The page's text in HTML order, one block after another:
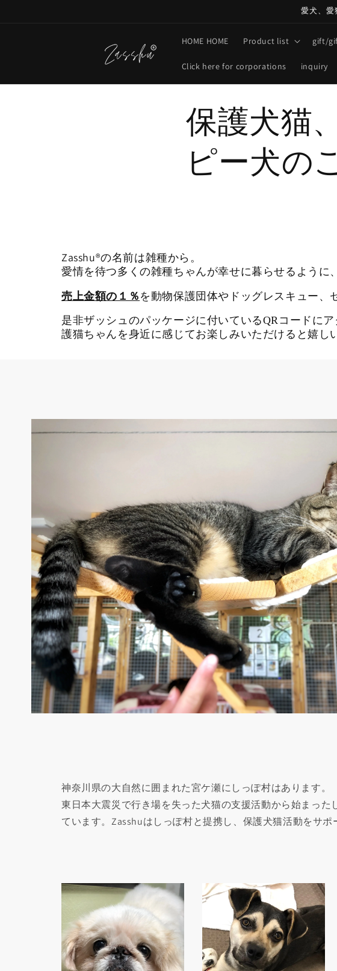
愛犬、愛
HOME HOME Product list gift/
Click here for corporations inquiry
保護犬猫
ピー犬の
Zasshu®の名前は雑種から。
愛情を待つ多くの雑種ちゃんが幸せに暮らせるように
売上金額の１％を動物保護団体やドッグレスキュー、
是非ザッシュのパッケージに付いているQRコードに
護猫ちゃんを身近に感じてお楽しみいただけると嬉し
神奈川県の大自然に囲まれた宮ケ瀬にしっぽ村はあります。
東日本大震災で行き場を失った犬猫の支援活動から始まっ
ています。Zasshuはしっぽ村と提携し、保護犬猫活動をサポ